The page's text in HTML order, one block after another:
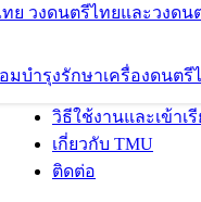
ทย วงดนตรีไทยและวงดน
มบำรุงรักษาเครื่องดนตรี
วิธีใช้งานและเข้าเ
เกี่ยวกับ TMU
ติดต่อ